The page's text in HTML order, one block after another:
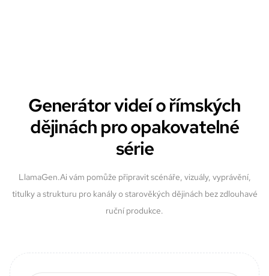
Generátor videí o římských
dějinách pro opakovatelné
série
LlamaGen.Ai vám pomůže připravit scénáře, vizuály, vyprávění,
titulky a strukturu pro kanály o starověkých dějinách bez zdlouhavé
ruční produkce.